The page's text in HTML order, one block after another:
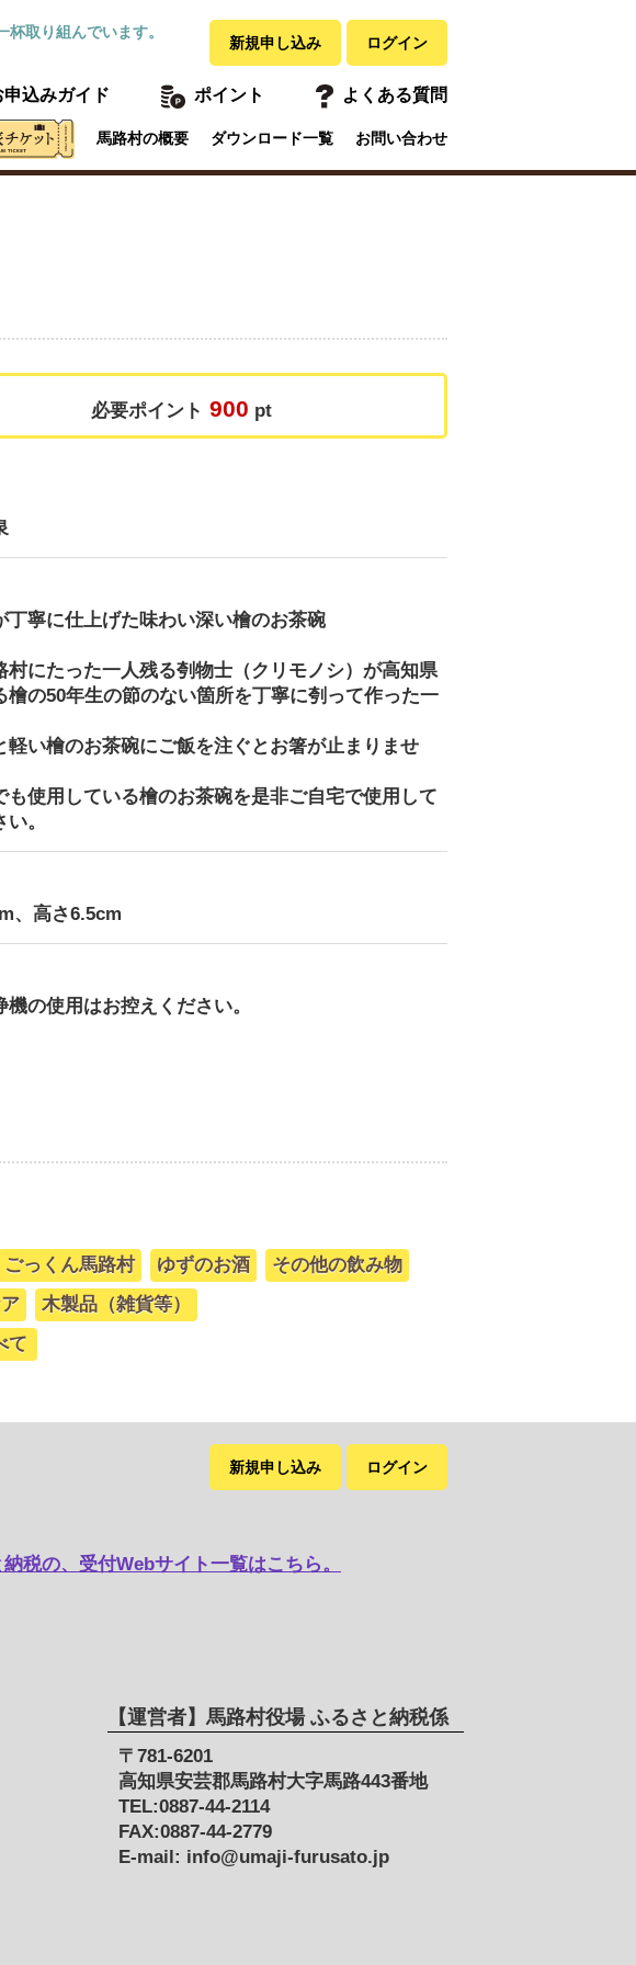
取り組んでいます。
新規申し込み ログイン
申込みガイド ポイント よくある質問
馬路村の概要 ダウンロード一覧 お問い合わせ
必要ポイント 900 pt
丁寧に仕上げた味わい深い檜のお茶碗
村にたった一人残る刳物士（クリモノシ）が高知県
檜の50年生の節のない箇所を丁寧に刳って作った一
軽い檜のお茶碗にご飯を注ぐとお箸が止まりませ
も使用している檜のお茶碗を是非ご自宅で使用して
。
、高さ6.5cm
の使用はお控えください。
ごっくん馬路村 ゆずのお酒
その他の飲み物
木製品（雑貨等）
て
新規申し込み ログイン
税の、受付Webサイト一覧はこちら。
【運営者】馬路村役場 ふるさと納税係
〒781-6201
高知県安芸郡馬路村大字馬路443番地
TEL:0887-44-2114
FAX:0887-44-2779
E-mail: info@umaji-furusato.jp